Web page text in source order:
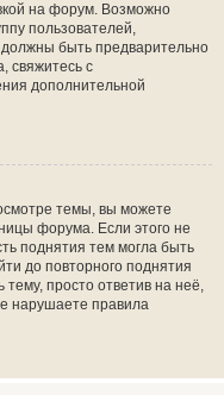
на форум. Возможно
пользователей,
быть предварительно
свяжитесь с
дополнительной
темы, вы можете
форума. Если этого не
поднятия тем могла быть
до повторного поднятия
просто ответив на неё,
нарушаете правила